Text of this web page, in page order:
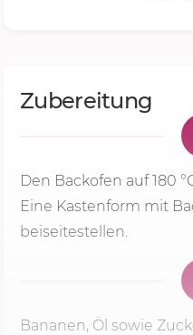
Zubereitung
Den Backofen auf180
Eine Kastenform mit
beiseitestellen.
Bananen, Öl sowie